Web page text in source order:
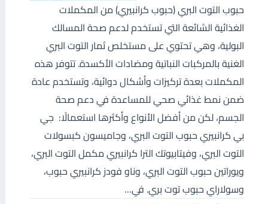
حبوب التوت البري (حبوب كرانبيري) من المكملات
الغذائية الشائعة التي تستخدم لدعم صحة المسالك
البولية، وهي تحتوي على مستخلص ثمار التوت البري
الغنية بالمركبات النباتية ومضادات الأكسدة. تتوفر هذه
المكملات بعدة تركيزات وأشكال دوائية، وتستخدم عادة
ضمن نمط غذائي صحي للمساعدة في دعم صحة
الجسم، لكن من أفضل الأنواع وأكثرها استعمالًا: جي
بي كرانبيري حبوب التوت البري، وجاميسون كبسولات
التوت البري، وفيتابيوتك الترا كرانبيري مكمل التوت البري،
ويوراتين حبوب التوت البري، وناو فودز كرانبيري حبوب،
وسولاراي حبوب توت بري. في…